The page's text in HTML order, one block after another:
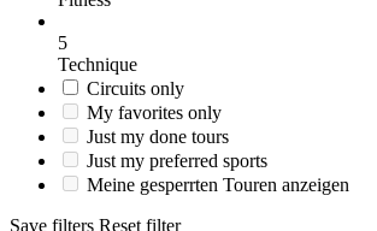
5
Technique
Circuits only
My favorites only
Just my done tours
Just my preferred sports
Meine gesperrten Touren anzeigen
Save filters Reset filter